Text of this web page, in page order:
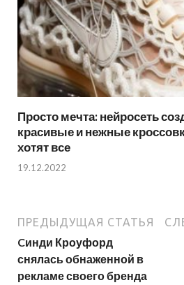
Просто мечта: нейросеть
красивые и нежные
хотят все
19.12.2022
ПРЕДЫДУЩАЯ СТАТЬЯ
Cинди Кроуфорд
снялась обнаженной в
рекламе своего бренда